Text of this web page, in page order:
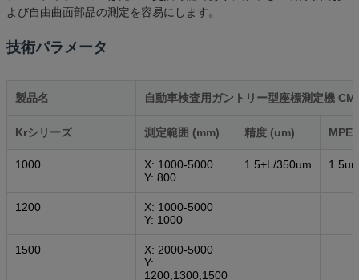
よび自由曲面部品の測定を容易にします。
技術パラメータ
製品名 自動車検査用ガントリー型座標測定機
Krシリーズ 測定範囲 (mm) 精度 (um) MPEe
1000
X: 1000-5000
Y: 800
1.5+L/350um
1200
X: 1000-5000
Y: 1000
1500
X: 2000-5000
Y:
1200,1300,1500